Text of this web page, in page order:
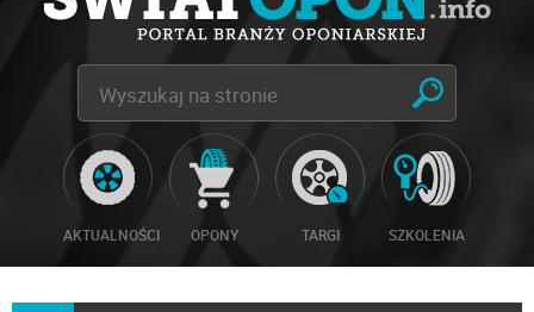
AKTUALNOŚCI OPONY TARGI SZKOLENIA